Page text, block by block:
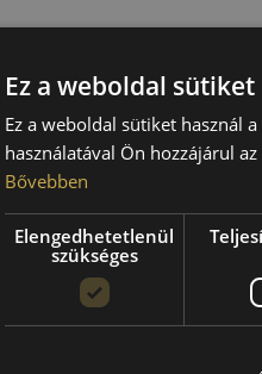
Nyári
S=180
D
Ez a weboldal sütiket
Ez a weboldal sütiket használ
használatával Ön hozzájárul
Bővebben
Elengedhetetlenül
szükséges